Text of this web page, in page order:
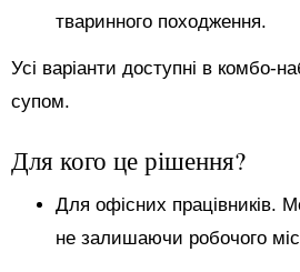
тваринного походження.
Усі варіанти доступні в комбо-
супом.
Для кого це рішення?
Для офісних працівників.
не залишаючи робочого